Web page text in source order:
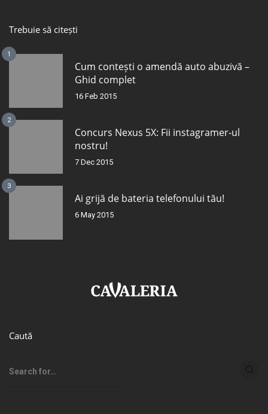
Trebuie să citești
1
Cum contești o amendă auto abuzivă –
Ghid complet
16 Feb 2015
2
Concurs Nexus 5X: Fii instagramer-ul
nostru!
7 Dec 2015
3
Ai grijă de bateria telefonului tău!
6 May 2015
Caută